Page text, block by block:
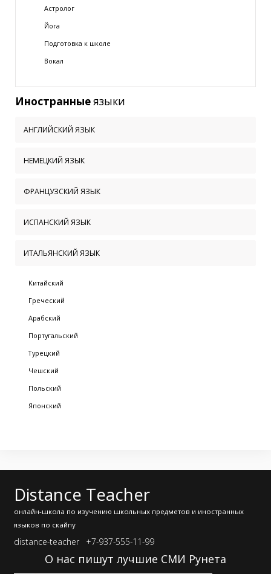
Астролог
Йога
Подготовка к школе
Вокал
Иностранныеязыки
АНГЛИЙСКИЙ ЯЗЫК
НЕМЕЦКИЙ ЯЗЫК
ФРАНЦУЗСКИЙ ЯЗЫК
ИСПАНСКИЙ ЯЗЫК
ИТАЛЬЯНСКИЙ ЯЗЫК
Китайский
Греческий
Арабский
Португальский
Турецкий
Чешский
Польский
Японский
Distance Teacher
онлайн-школа по изучению школьных предметов и иностранных
языков по скайпу
distance-teacher +7-937-555-11-99
О нас пишут лучшие СМИ Рунета